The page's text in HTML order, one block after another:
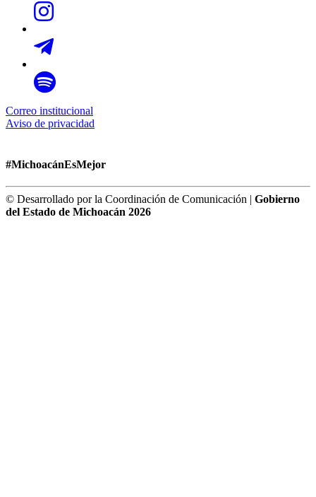
Correo institucional
Aviso de privacidad
#MichoacánEsMejor
© Desarrollado por la Coordinación de Comunicación | Gobierno
del Estado de Michoacán 2026